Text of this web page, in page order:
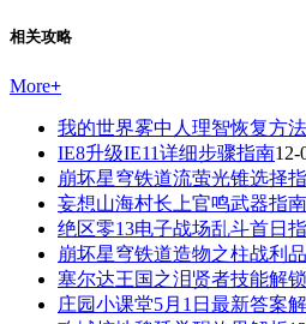
相关攻略
More+
我的世界雾中人理智恢复方法
IE8升级IE11详细步骤指南12-
崩坏星穹铁道流萤光锥选择
妄想山海村长上官鸣武器指南
绝区零13电子战场乱斗首日
崩坏星穹铁道造物之柱战利
塞尔达王国之泪贤者技能解
庄园小课堂5月1日最新答案